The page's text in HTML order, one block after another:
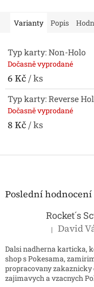
Varianty Popis
Typ karty: Non-Holo
Dočasně vyprodané
6 Kč / ks
Typ karty: Reverse
Dočasně vyprodané
8 Kč / ks
Z
Poslední
Rocket´s
Hodnocení
| David
Dalsi nadherna karticka,
shop s Pokesama,
propracovany
zajimavych a vzacnych